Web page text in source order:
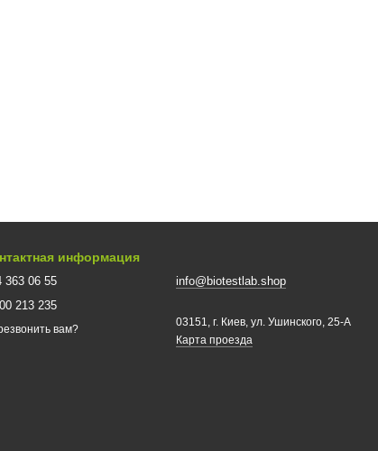
информация
363 06 55
213 235
вам?
info@biotestlab.shop
03151, г. Киев, ул. Ушинского, 25-A
Карта проезда